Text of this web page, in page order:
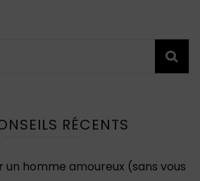
RÉCENTS
homme amoureux (sans vous